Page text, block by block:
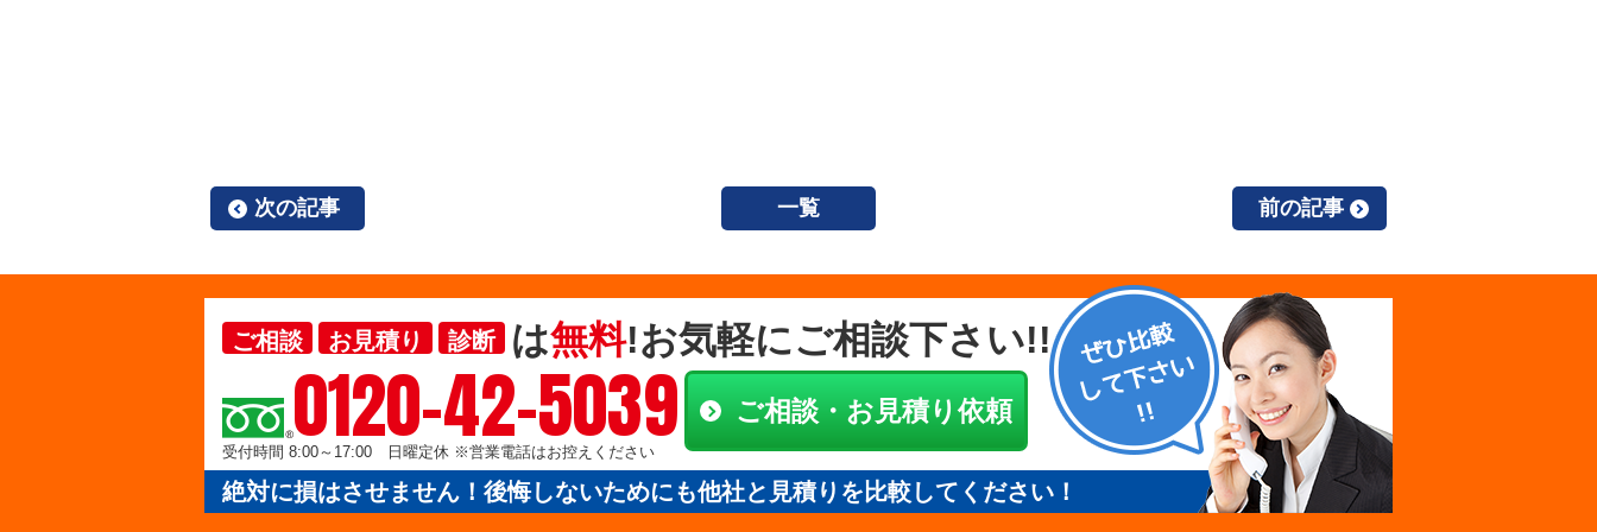
次の記事 一覧 前の記事
ご相談 お見積り 診断 は無料!お気軽にご相談下さい!!
0120-42-5039
受付時間 8:00～17:00 日曜定休 ※営業電話はお控えください
ご相談・お見積り依頼
絶対に損はさせません！後悔しないためにも他社と見積りを比較してください！